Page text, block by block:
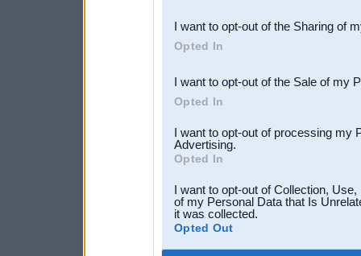
Downstream Participants
third parties.
I want to opt-out of the Sharing of
Opted In
I want to opt-out of the Sale of my
Opted In
I want to opt-out of processing my
Advertising.
Opted In
I want to opt-out of Collection,
of my Personal Data that Is
it was collected.
Opted Out